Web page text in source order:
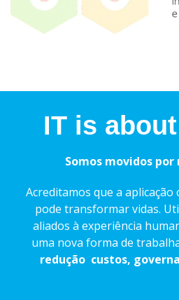
IT is
Somos movidos por
Acreditamos que a
pode transformar vidas.
aliados à experiência
uma nova forma de
redução custos,